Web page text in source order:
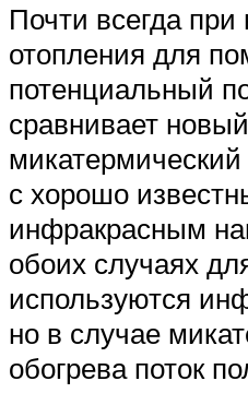
Почти всегда
отопления для
потенциальный
сравнивает новый
с хорошо
инфракрасным
обоих случаях
используются
но в случае
обогрева поток